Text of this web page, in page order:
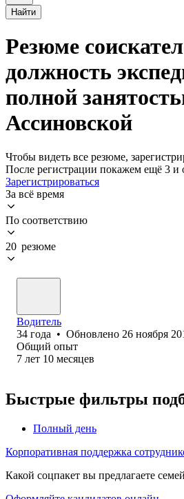
Найти
Резюме
должность
полной
Ассиновской
Чтобы видеть все резюме,
После регистрации покажем ещё 3 и
Зарегистрироваться
За всё время
По соответствию
20 резюме
Водитель
34 года • Обновлено 26 ноября
Общий опыт
7 лет 10 месяцев
Быстрые фильтры
Полный день
Корпоративная поддержка
Какой соцпакет вы предлагаете